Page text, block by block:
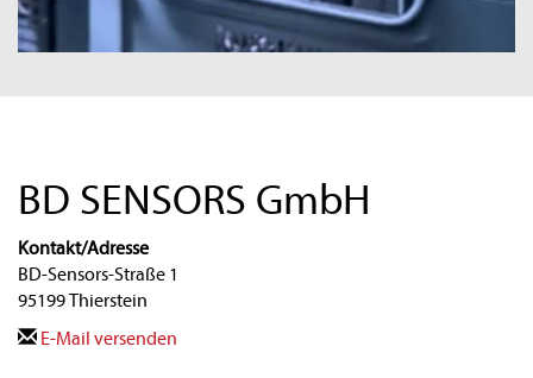
BD SENSORS GmbH
Kontakt/Adresse
BD-Sensors-Straße 1
95199 Thierstein
E-Mail versenden